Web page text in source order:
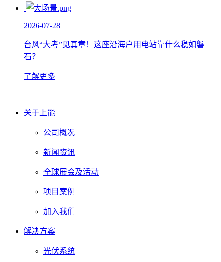
2026-07-28
台风“大考”见真章！这座沿海户用电站靠什么稳如磐
石？
了解更多
关于上能
公司概况
新闻资讯
全球展会及活动
项目案例
加入我们
解决方案
光伏系统